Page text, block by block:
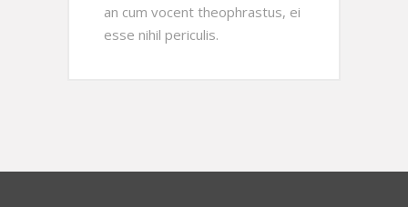
an cum vocent theophrastus, ei
esse nihil periculis.